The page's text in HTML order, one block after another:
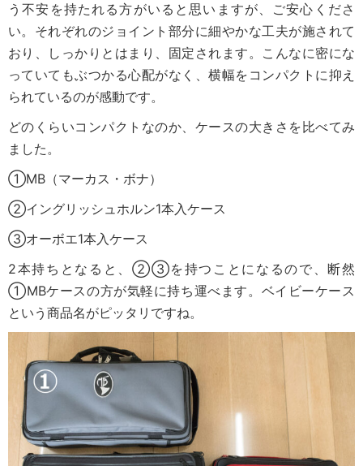
う不安を持たれる方がいると思いますが、ご安心くださ
い。それぞれのジョイント部分に細やかな工夫が施されて
おり、しっかりとはまり、固定されます。こんなに密にな
っていてもぶつかる心配がなく、横幅をコンパクトに抑え
られているのが感動です。
どのくらいコンパクトなのか、ケースの大きさを比べてみ
ました。
①MB（マーカス・ボナ）
②イングリッシュホルン1本入ケース
③オーボエ1本入ケース
2本持ちとなると、②③を持つことになるので、断然
①MBケースの方が気軽に持ち運べます。ベイビーケース
という商品名がピッタリですね。